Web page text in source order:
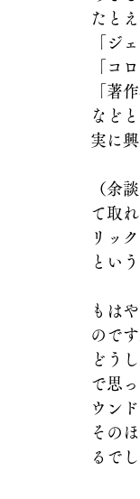
たと
「ジ
「コ
「著
など
実に
（余
て取
リッ
とい
もは
のです
どう
で思
ウン
その
るで